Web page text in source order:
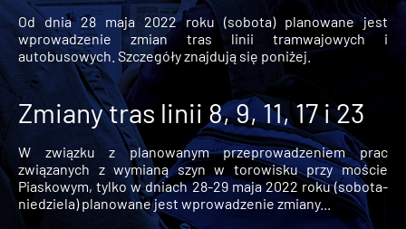
Od dnia 28 maja 2022 roku (sobota) planowane jest
wprowadzenie zmian tras linii tramwajowych i
autobusowych. Szczegóły znajdują się poniżej.
Zmiany tras linii 8, 9, 11, 17 i 23
W związku z planowanym przeprowadzeniem prac
związanych z wymianą szyn w torowisku przy moście
Piaskowym, tylko w dniach 28-29 maja 2022 roku (sobota-
niedziela) planowane jest wprowadzenie zmiany...